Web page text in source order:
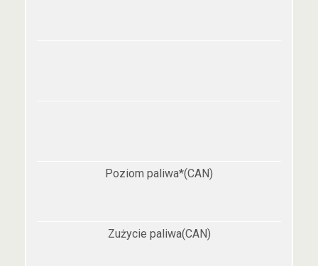
Poziom paliwa*(CAN)
Zużycie paliwa(CAN)